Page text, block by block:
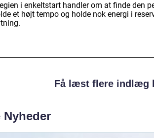
i enkeltstart handler om at finde den
et højt tempo og holde nok energi i
Få læst flere indlæg
Nyheder